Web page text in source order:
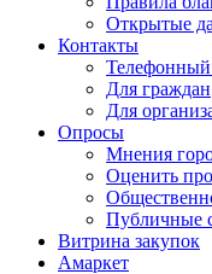
Открытые
Контакты
Для граждан
Для
Опросы
Мнения
Оценить
Публичные
Витрина закупок
Амаркет